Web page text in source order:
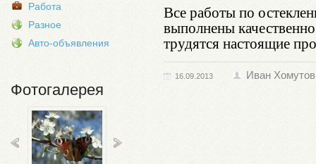
Работа
Разное
Авто-объявления
Фотогалерея
Все работы по
выполнены
трудятся настоящие
16.09.2013 Иван Хомутов